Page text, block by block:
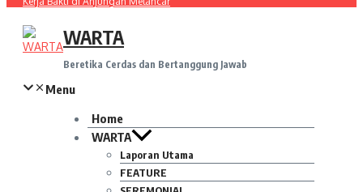
WARTA
Beretika Cerdas dan Bertanggung Jawab
Menu
Home
WARTA
Laporan Utama
FEATURE